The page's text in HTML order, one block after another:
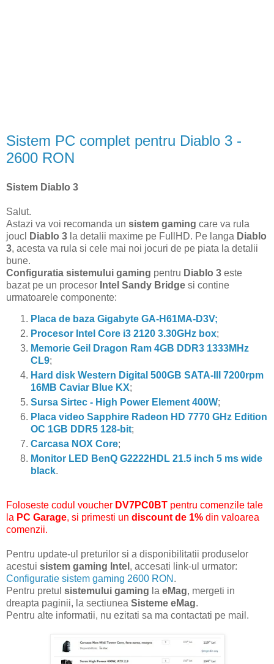
Sistem PC complet pentru Diablo 3 -
2600 RON
Sistem Diablo 3
Salut.
Astazi va voi recomanda un sistem gaming care va rula
joucl
Diablo 3 la detalii maxime pe FullHD. Pe langa Diablo
3, acesta va rula si cele mai noi jocuri de pe piata la detalii
bune.
Configuratia sistemului gaming pentru Diablo 3 este
bazat pe un procesor Intel Sandy Bridge si contine
urmatoarele componente:
Placa de baza Gigabyte GA-H61MA-D3V;
Procesor Intel Core i3 2120 3.30GHz box;
Memorie Geil Dragon Ram 4GB DDR3 1333MHz
CL9;
Hard disk Western Digital 500GB SATA-III 7200rpm
16MB Caviar Blue KX;
Sursa Sirtec - High Power Element 400W;
Placa video Sapphire Radeon HD 7770 GHz Edition
OC 1GB DDR5 128-bit;
Carcasa NOX Core;
Monitor LED BenQ G2222HDL 21.5 inch 5 ms wide
black.
Foloseste codul voucher DV7PC0BT pentru comenzile tale
la PC Garage, si primesti un discount de 1% din valoarea
comenzii.
Pentru update-ul preturilor si a disponibilitatii produselor
acestui sistem gaming Intel , accesati link-ul urmator:
Configuratie sistem gaming 2600 RON .
Pentru pretul sistemului gaming la eMag, mergeti in
dreapta paginii, la sectiunea Sisteme eMag.
Pentru alte informatii, nu ezitati sa ma contactati pe mail.